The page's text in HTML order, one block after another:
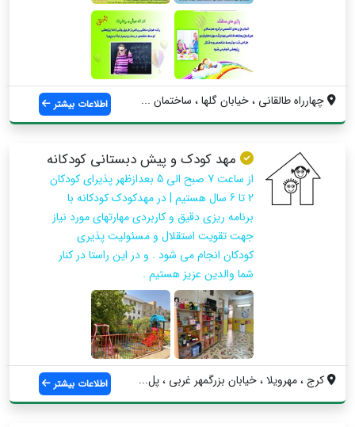
چهارراه طالقانی ، خیابان گلها ، ساختمان ... اطلاعات بیشتر
مهد کودک و پیش دبستانی کودکانه
از ساعت 7 صبح الی 5 بعدازظهر پذیرای کودکان
2 تا 6 سال هستیم | در مهدکودک کودکانه با
برنامه ریزی دقیق و کاربردی مهارتهای مورد نیاز
جهت تقویت استقلال و مسئولیت پذیری
کودکان انجام می شود . و در این راستا در کنار
شما والدین عزیز هستیم .
کرج ، مهرویلا ، خیابان بزرگمهر غربی ، پل... اطلاعات بیشتر